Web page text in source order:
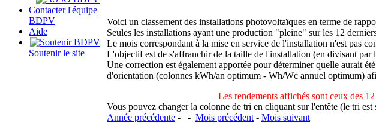
Contacter l'équipe
BDPV
Aide
Soutenir le site
Voici un classement des installations photovoltaïques en terme de
Seules les installations ayant une production "pleine" sur les 12
Le mois correspondant à la mise en service de l'installation n'est pas
L'objectif est de s'affranchir de la taille de l'installation (en divisant par
Une correction est également apportée pour déterminer quelle aurait
d'orientation (colonnes kWh/an optimum - Wh/Wc annuel optimum)
Les rendements affichés sont ceux des
Vous pouvez changer la colonne de tri en cliquant sur l'entête (le tri est
Année précédente - - Mois précédent - Mois suivant